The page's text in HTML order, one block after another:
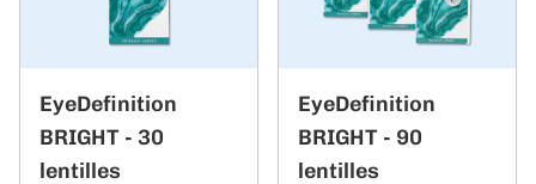
EyeDefinition
BRIGHT - 30
lentilles
EyeDefinition
BRIGHT - 90
lentilles